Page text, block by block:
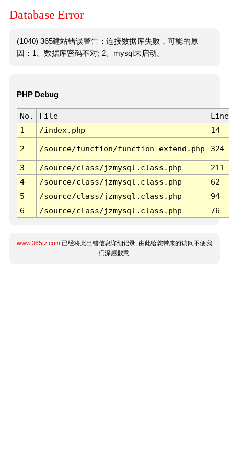
Database Error
(1040) 365建站错误警告：连接数据库失败，可能的原
因：1、数据库密码不对; 2、mysql未启动。
PHP Debug
No. File
Line
1
/index.php 14
2 /source/function/function_extend.php 324
3 /source/class/jzmysql.class.php
211
4
/source/class/jzmysql.class.php
62
5
/source/class/jzmysql.class.php
94
6
/source/class/jzmysql.class.php 76
www.365jz.com 已经将此出错信息详细记录, 由此给您带来的访问不便我
们深感歉意.